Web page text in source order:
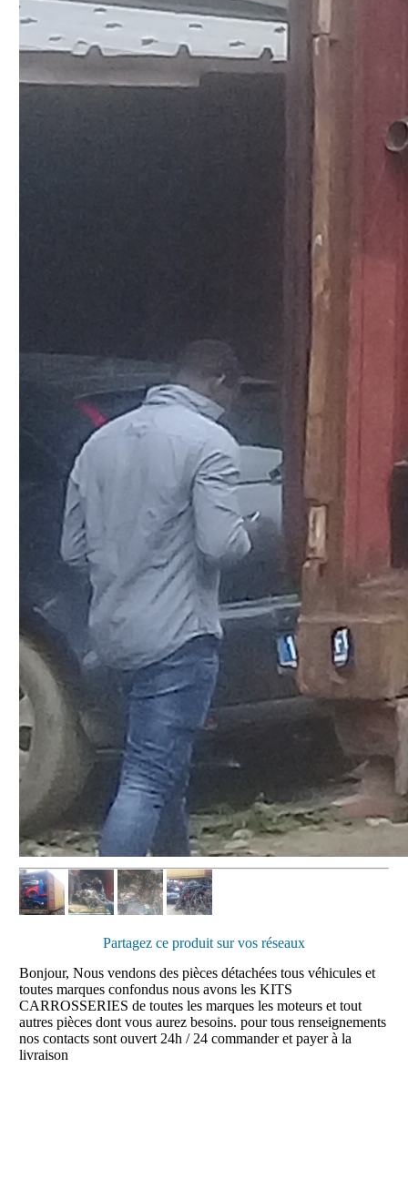
Partagez ce produit sur vos réseaux
Bonjour, Nous vendons des pièces détachées tous véhicules et
toutes marques confondus nous avons les KITS
CARROSSERIES de toutes les marques les moteurs et tout
autres pièces dont vous aurez besoins. pour tous renseignements
nos contacts sont ouvert 24h / 24 commander et payer à la
livraison